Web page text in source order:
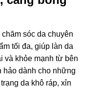
sóc da chuyên
tối đa, giúp làn da
và khỏe mạnh từ bên
hảo dành cho những
da khô ráp, xỉn